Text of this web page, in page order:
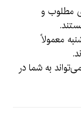
مطلوب و
معمولاً
به شما در